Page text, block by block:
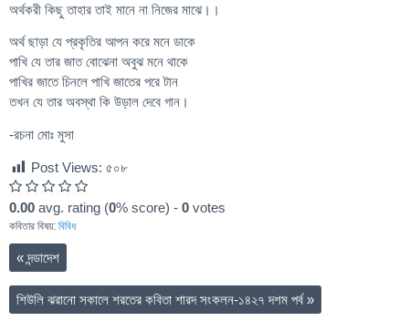
অর্থকরী কিছু তাহার তাই মানে না নিজের মাঝে।।
অর্থ ছাড়া যে প্রকৃতির আপন করে মনে ডাকে
পাখি যে তার জাত বোঝেনা অবুঝ মনে থাকে
পাখির জাতে চিনলে পাখি জাতের পরে টান
তখন যে তার অবস্থা কি উড়াল দেবে গান।
-রচনা মোঃ মুসা
Post Views: ৫০৮
0.00 avg. rating (0% score) - 0 votes
কবিতার বিষয়: বিবিধ
«দন্ডাদেশ
শিউলি ঝরানো সকালে শরতের কবিতা শারদ সংকলন-১৪২৭ দশম পর্ব»